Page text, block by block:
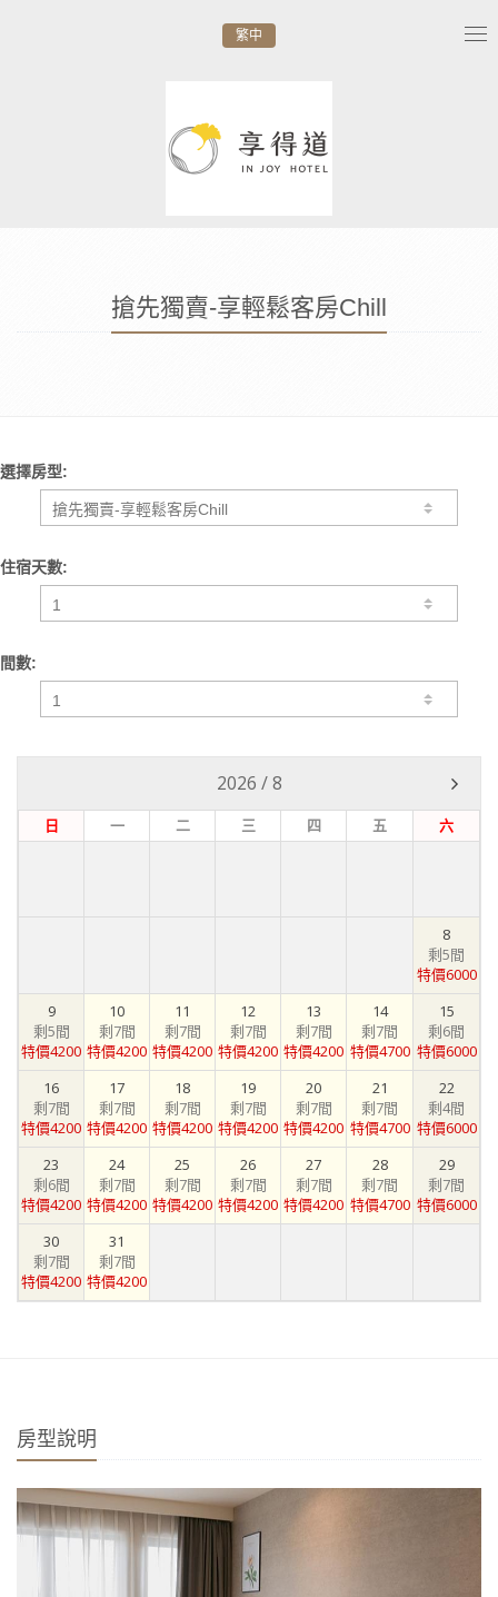
繁中
搶先獨賣-享輕鬆客房Chill
選擇房型:
住宿天數:
間數:
2026 /8
日 一 二 三 四 五 六
8
剩5間
特價6000
9
剩5間
特價4200
10
剩7間
特價4200
11
剩7間
特價4200
12
剩7間
特價4200
13
剩7間
特價4200
14
剩7間
特價4700
15
剩6間
特價6000
16
剩7間
特價4200
17
剩7間
特價4200
18
剩7間
特價4200
19
剩7間
特價4200
20
剩7間
特價4200
21
剩7間
特價4700
22
剩4間
特價6000
23
剩6間
特價4200
24
剩7間
特價4200
25
剩7間
特價4200
26
剩7間
特價4200
27
剩7間
特價4200
28
剩7間
特價4700
29
剩7間
特價6000
30
剩7間
特價4200
31
剩7間
特價4200
房型說明